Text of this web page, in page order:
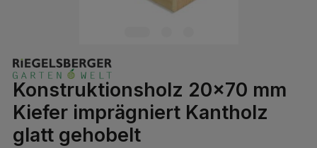
Konstruktionsholz 20x70 mm
Kiefer imprägniert Kantholz
glatt gehobelt